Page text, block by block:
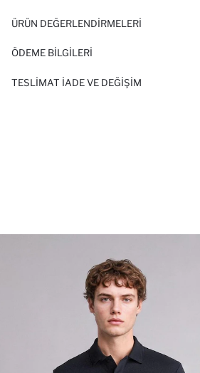
ÜRÜN DEĞERLENDİRMELERİ
ÖDEME BİLGİLERİ
TESLIMAT İADE VE DEĞIŞIM